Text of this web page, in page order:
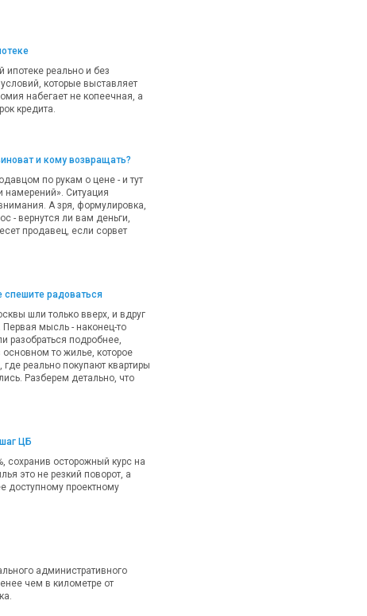
ипотеке реально и без
которые выставляет
набегает не копеечная, а
кредита.
и кому возвращать?
по рукам о цене - и тут
намерений». Ситуация
А зря, формулировка,
- вернутся ли вам деньги,
продавец, если сорвет
спешите радоваться
шли только вверх, и вдруг
Первая мысль - наконец-то
разобраться подробнее,
то жилье, которое
реально покупают квартиры
Разберем детально, что
ЦБ
сохранив осторожный курс на
это не резкий поворот, а
доступному проектному
административного
чем в километре от